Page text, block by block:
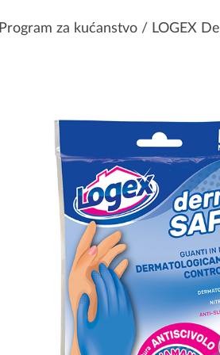
Program za kućanstvo / LOGEX